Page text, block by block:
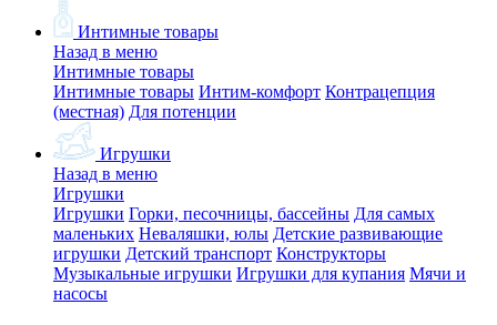
Интимные товары
Назад в меню
Интимные товары
Интимные товары Интим-комфорт Контрацепция
(местная) Для потенции
Игрушки
Назад в меню
Игрушки
Игрушки Горки, песочницы, бассейны Для самых
маленьких Неваляшки, юлы Детские развивающие
игрушки Детский транспорт Конструкторы
Музыкальные игрушки Игрушки для купания Мячи и
насосы